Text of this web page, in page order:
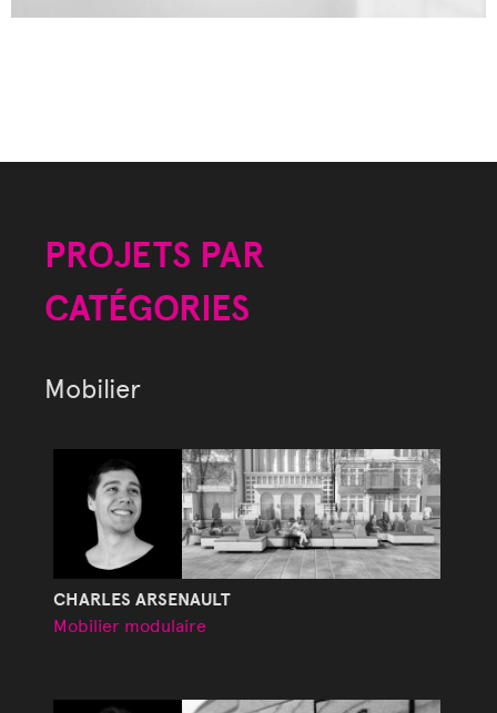
PROJETS PAR
CATÉGORIES
Mobilier
CHARLES ARSENAULT
Mobilier modulaire